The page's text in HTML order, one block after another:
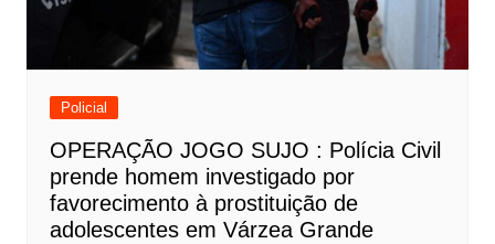
Policial
OPERAÇÃO JOGO SUJO : Polícia Civil
prende homem investigado por
favorecimento à prostituição de
adolescentes em Várzea Grande